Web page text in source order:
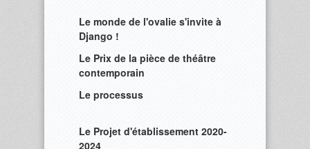
Le monde de l'ovalie s'invite à
Django !
Le Prix de la pièce de théâtre
contemporain
Le processus
Le Projet d'établissement 2020-
2024